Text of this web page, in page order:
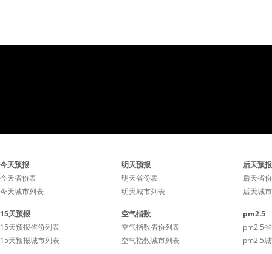
感冒极易发生，避免去人群
密集的场所，勤洗手勤通风
有利于降低感冒几率。
感冒较
环境和
利于降
较弱的
今天预报
今天省份表
今天城市列表
明天预报
明天省份表
明天城市列表
后天预报
后天省
后天城
15天预报
15天预报省份列表
15天预报城市列表
空气指数
空气指数省份列表
空气指数城市列表
pm2.5
pm2.5
pm2.5